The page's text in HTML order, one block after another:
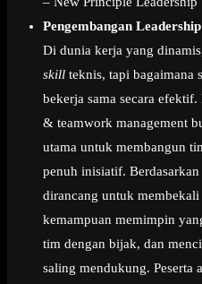
Pengembangan
Di dunia kerja yang
skill teknis, tapi bagaimana
bekerja sama secara
& teamwork management
utama untuk membangun
penuh inisiatif.
dirancang untuk
kemampuan memimpin
tim dengan bijak, dan
saling mendukung. Peserta